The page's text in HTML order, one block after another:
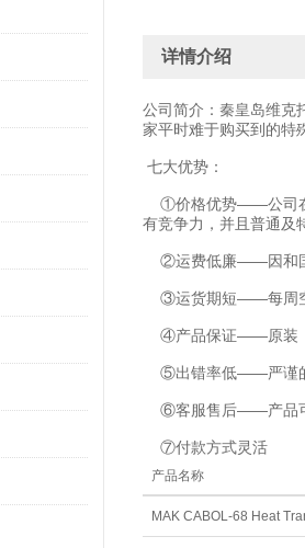
详情介绍
公司简介：秦皇岛维克
家平时难于购买到的特
七大优势：
①价格优势——公司在
有竞争力，并且普通及
②运费低廉——因和国
③运货期短——每周空
④产品保证——原装
⑤出错率低——严谨的
⑥客服售后——产品可
⑦付款方式灵活
产品名称
MAK CABOL-68 Heat